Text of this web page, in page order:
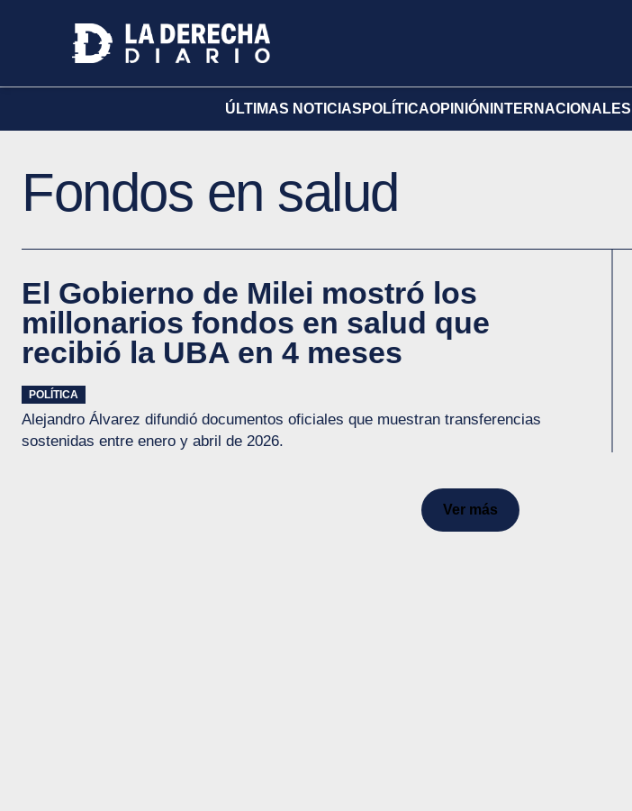
ÚLTIMAS NOTICIAS POLÍTICAOPINIÓN INTERNACIONALES
Fondos en salud
El Gobierno de Milei mostró los
millonarios fondos en salud que
recibió la UBA en 4 meses
POLÍTICA
Alejandro Álvarez difundió documentos oficiales que muestran transferencias
sostenidas entre enero y abril de 2026.
Ver más